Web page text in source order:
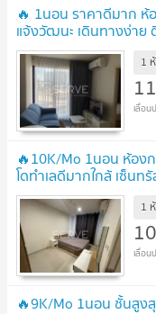
🔥 1นอน ราคาดีมาก ห้
แจ้งวัฒนะ เดินทางง่าย
Chaengwattana
1
🔥10K/Mo 1นอน ห้อง
โดทำเลดีมากใกล้ เซ็น
@ Nue Noble
1
🔥9K/Mo 1นอน ชั้นสูง